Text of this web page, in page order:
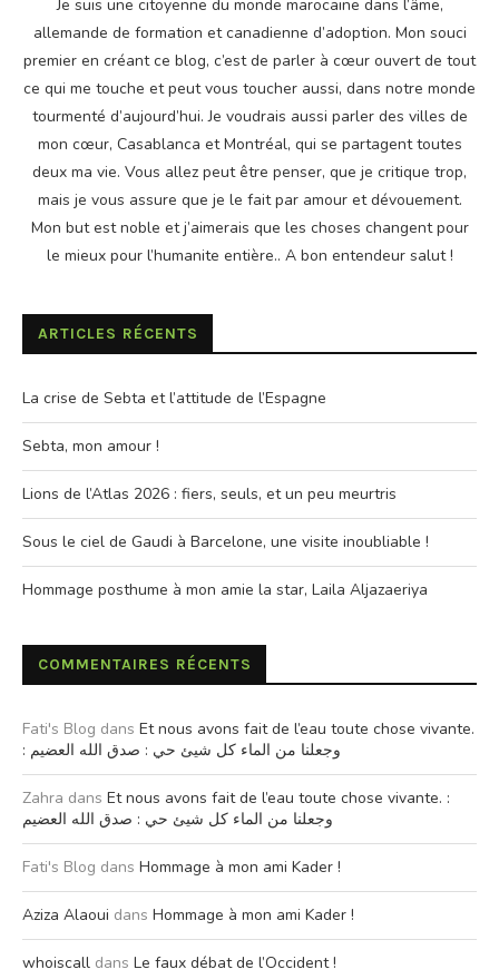
Je suis une citoyenne du monde marocaine dans l’âme,
allemande de formation et canadienne d’adoption. Mon souci
premier en créant ce blog, c’est de parler à cœur ouvert de tout
ce qui me touche et peut vous toucher aussi, dans notre monde
tourmenté d’aujourd’hui. Je voudrais aussi parler des villes de
mon cœur, Casablanca et Montréal, qui se partagent toutes
deux ma vie. Vous allez peut être penser, que je critique trop,
mais je vous assure que je le fait par amour et dévouement.
Mon but est noble et j’aimerais que les choses changent pour
le mieux pour l’humanite entière.. A bon entendeur salut !
ARTICLES RÉCENTS
La crise de Sebta et l’attitude de l’Espagne
Sebta, mon amour !
Lions de l’Atlas 2026 : fiers, seuls, et un peu meurtris
Sous le ciel de Gaudi à Barcelone, une visite inoubliable !
Hommage posthume à mon amie la star, Laila Aljazaeriya
COMMENTAIRES RÉCENTS
Fati's Blog dans Et nous avons fait de l’eau toute chose vivante.
: وجعلنا من الماء كل شيئ حي : صدق الله العضيم
Zahra dans Et nous avons fait de l’eau toute chose vivante. :
وجعلنا من الماء كل شيئ حي : صدق الله العضيم
Fati's Blog dans Hommage à mon ami Kader !
Aziza Alaoui dans Hommage à mon ami Kader !
whoiscall dans Le faux débat de l’Occident !